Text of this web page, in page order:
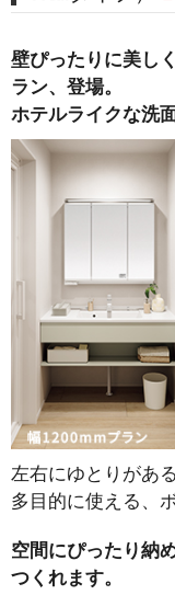
壁ぴったりに美し
ラン、登場。
ホテルライクな洗
左右にゆとりがあ
多目的に使える、
空間にぴったり納
つくれます。